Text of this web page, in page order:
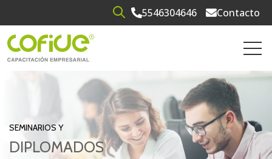
Open search5546304646 Contacto
SEMINARIOS Y
DIPLOMADOS